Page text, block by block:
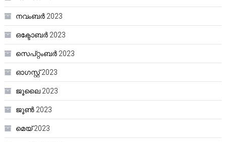
നവംബർ 2023
ഒക്ടോബർ 2023
സെപ്റ്റംബർ 2023
ഓഗസ്റ്റ്‌ 2023
ജൂലൈ 2023
ജൂൺ 2023
മെയ്‌ 2023